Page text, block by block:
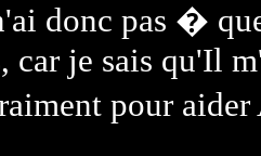
donc pas �
car je sais qu'Il
pour